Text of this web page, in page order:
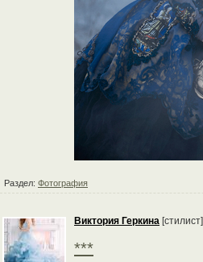
Раздел: Фотография
Виктория Геркина [стилист]
***